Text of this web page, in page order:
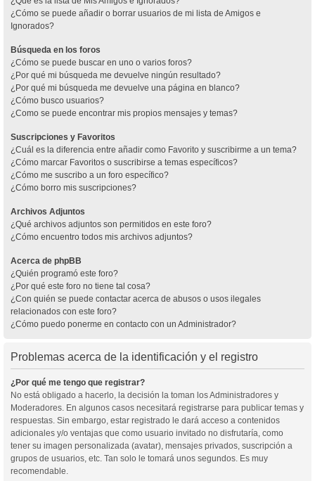
¿Cómo se puede añadir o borrar usuarios de mi lista de Amigos e
Ignorados?
Búsqueda en los foros
¿Cómo se puede buscar en uno o varios foros?
¿Por qué mi búsqueda me devuelve ningún resultado?
¿Por qué mi búsqueda me devuelve una página en blanco?
¿Cómo busco usuarios?
¿Como se puede encontrar mis propios mensajes y temas?
Suscripciones y Favoritos
¿Cuál es la diferencia entre añadir como Favorito y suscribirme a un tema?
¿Cómo marcar Favoritos o suscribirse a temas específicos?
¿Cómo me suscribo a un foro específico?
¿Cómo borro mis suscripciones?
Archivos Adjuntos
¿Qué archivos adjuntos son permitidos en este foro?
¿Cómo encuentro todos mis archivos adjuntos?
Acerca de phpBB
¿Quién programó este foro?
¿Por qué este foro no tiene tal cosa?
¿Con quién se puede contactar acerca de abusos o usos ilegales
relacionados con este foro?
¿Cómo puedo ponerme en contacto con un Administrador?
Problemas acerca de la identificación y el registro
¿Por qué me tengo que registrar?
No está obligado a hacerlo, la decisión la toman los Administradores y
Moderadores. En algunos casos necesitará registrarse para publicar temas y
respuestas. Sin embargo, estar registrado le dará acceso a contenidos
adicionales y/o ventajas que como usuario invitado no disfrutaría, como
tener su imagen personalizada (avatar), mensajes privados, suscripción a
grupos de usuarios, etc. Tan solo le tomará unos segundos. Es muy
recomendable.